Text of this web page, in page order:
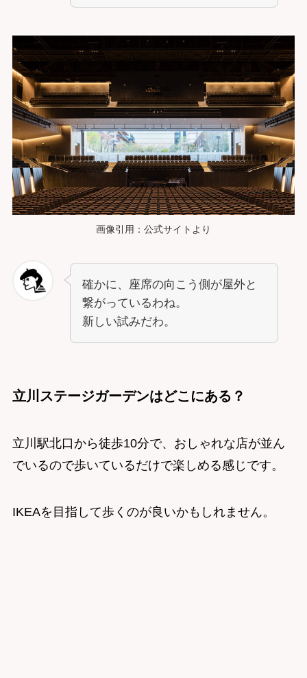
画像引用：公式サイトより
確かに、座席の向こう側が屋外と
繋がっているわね。
新しい試みだわ。
立川ステージガーデンはどこにある？
立川駅北口から徒歩10分で、おしゃれな店が並ん
でいるので歩いているだけで楽しめる感じです。
IKEAを目指して歩くのが良いかもしれません。